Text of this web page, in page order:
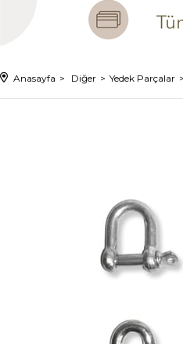
Anasayfa Diğer Yedek Parçalar